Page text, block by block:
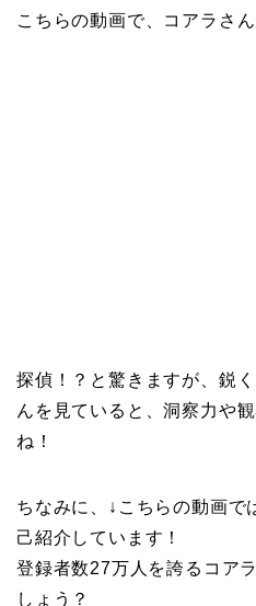
こちらの動画で、コアラさ
探偵！？と驚きますが、鋭
んを見ていると、洞察力や
ね！
ちなみに、↓こちらの動画で
己紹介しています！
登録者数27万人を誇るコア
しょう？